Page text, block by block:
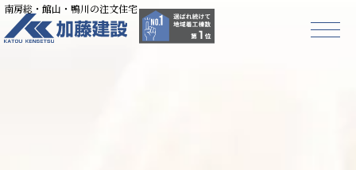
南房総・館山・鴨川の注文住宅